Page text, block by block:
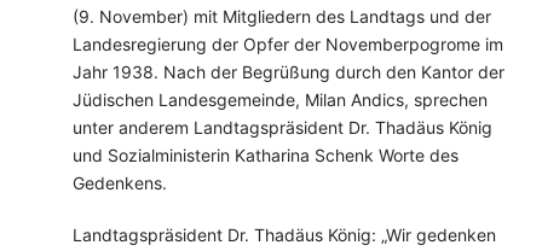
(9. November) mit Mitgliedern des Landtags und der
Landesregierung der Opfer der Novemberpogrome im
Jahr 1938. Nach der Begrüßung durch den Kantor der
Jüdischen Landesgemeinde, Milan Andics, sprechen
unter anderem Landtagspräsident Dr. Thadäus König
und Sozialministerin Katharina Schenk Worte des
Gedenkens.
Landtagspräsident Dr. Thadäus König: „Wir gedenken